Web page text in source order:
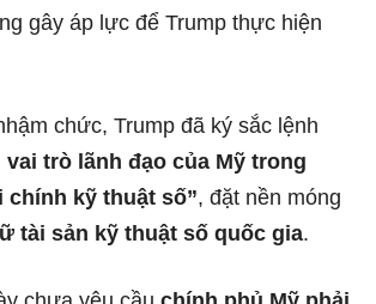
gây áp lực để Trump thực hiện
chức, Trump đã ký sắc lệnh
trò lãnh đạo của Mỹ trong
chính kỹ thuật số”, đặt nền móng
tài sản kỹ thuật số quốc gia.